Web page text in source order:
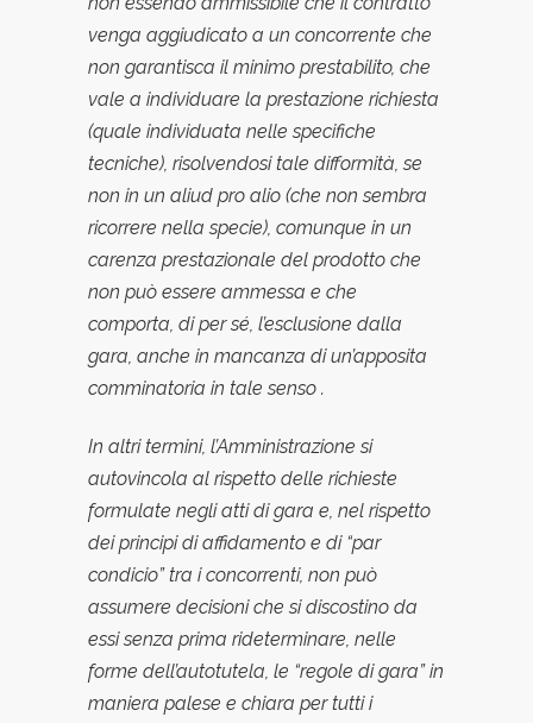
venga aggiudicato a un concorrente che
non garantisca il minimo prestabilito, che
vale a individuare la prestazione richiesta
(quale individuata nelle specifiche
tecniche), risolvendosi tale difformita, se
non in un aliud pro alio (che non sembra
ricorrere nella specie), comunque in un
carenza prestazionale del prodotto che
non puo essere ammessa e che
comporta, di per se, l’esclusione dalla
gara, anche in mancanza di un’apposita
comminatoria in tale senso .
In altri termini, l’Amministrazione si
autovincola al rispetto delle richieste
formulate negli atti di gara e, nel rispetto
dei principi di affidamento e di “par
condicio” tra i concorrenti, non puo
assumere decisioni che si discostino da
essi senza prima rideterminare, nelle
forme dell’autotutela, le “regole di gara” in
maniera palese e chiara per tutti i